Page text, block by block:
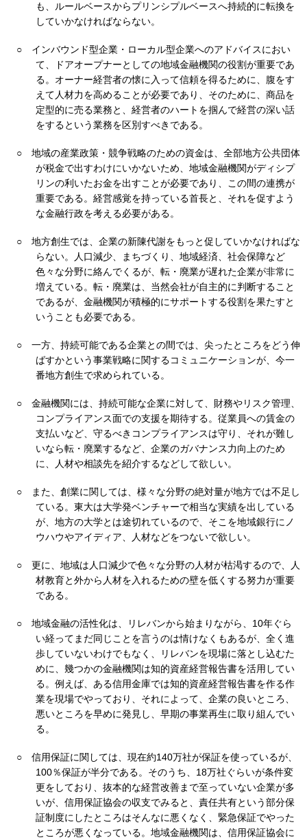
も、ルールベースからプリンシプルベースへ持続的に転換を
していかなければならない。
○
インバウンド型企業・ローカル型企業へのアドバイスにおい
て、ドアオープナーとしての地域金融機関の役割が重要であ
る。オーナー経営者の懐に入って信頼を得るために、腹をす
えて人材力を高めることが必要であり、そのために、商品を
定型的に売る業務と、経営者のハートを掴んで経営の深い話
をするという業務を区別すべきである。
○
地域の産業政策・競争戦略のための資金は、全部地方公共団体
が税金で出すわけにいかないため、地域金融機関がディシプ
リンの利いたお金を出すことが必要であり、この間の連携が
重要である。経営感覚を持っている首長と、それを促すよう
な金融行政を考える必要がある。
○
地方創生では、企業の新陳代謝をもっと促していかなければな
らない。人口減少、まちづくり、地域経済、社会保障など
色々な分野に絡んでくるが、転・廃業が遅れた企業が非常に
増えている。転・廃業は、当然会社が自主的に判断すること
であるが、金融機関が積極的にサポートする役割を果たすと
いうことも必要である。
○
一方、持続可能である企業との間では、尖ったところをどう伸
ばすかという事業戦略に関するコミュニケーションが、今一
番地方創生で求められている。
○
金融機関には、持続可能な企業に対して、財務やリスク管理、
コンプライアンス面での支援を期待する。従業員への賃金の
支払いなど、守るべきコンプライアンスは守り、それが難し
いなら転・廃業するなど、企業のガバナンス力向上のため
に、人材や相談先を紹介するなどして欲しい。
○
また、創業に関しては、様々な分野の絶対量が地方では不足し
ている。東大は大学発ベンチャーで相当な実績を出している
が、地方の大学とは途切れているので、そこを地域銀行にノ
ウハウやアイディア、人材などをつないで欲しい。
○
更に、地域は人口減少で色々な分野の人材が枯渇するので、人
材教育と外から人材を入れるための壁を低くする努力が重要
である。
○
地域金融の活性化は、リレバンから始まりながら、10年ぐら
い経ってまだ同じことを言うのは情けなくもあるが、全く進
歩していないわけでもなく、リレバンを現場に落とし込むた
めに、幾つかの金融機関は知的資産経営報告書を活用してい
る。例えば、ある信用金庫では知的資産経営報告書を作る作
業を現場でやっており、それによって、企業の良いところ、
悪いところを早めに発見し、早期の事業再生に取り組んでい
る。
○
信用保証に関しては、現在約140万社が保証を使っているが、
100％保証が半分である。そのうち、18万社ぐらいが条件変
更をしており、抜本的な経営改善まで至っていない企業が多
いが、信用保証協会の収支でみると、責任共有という部分保
証制度にしたところはそんなに悪くなく、緊急保証でやった
ところが悪くなっている。地域金融機関は、信用保証協会に